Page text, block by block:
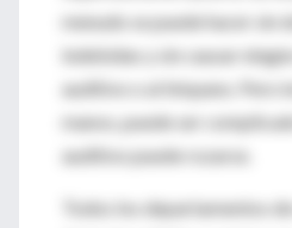
menudo se puede hacer sin
indebidas y sin causar
auditivo o al tímpano. Pero
manos, puede ser
auditivo puede rozarse.
Todos los departamentos